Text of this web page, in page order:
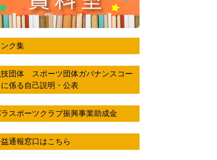
ク集
団体 スポーツ団体ガバナンスコー
係る自己説明・公表
スポーツクラブ振興事業助成金
通報窓口はこちら